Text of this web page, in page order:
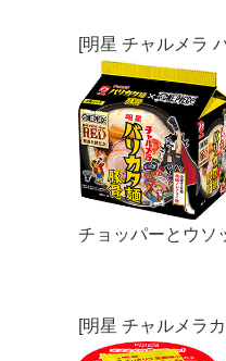
[明星 チャルメラ
チョッパーとウ
[明星 チャルメラ